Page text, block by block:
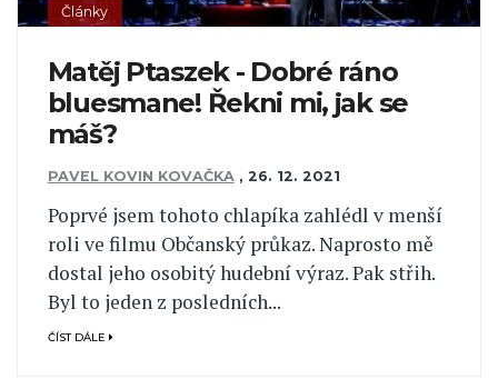
Články
Matěj Ptaszek - Dobré ráno
bluesmane! Řekni mi, jak se
máš?
PAVEL KOVIN KOVAČKA , 26. 12. 2021
Poprvé jsem tohoto chlapíka zahlédl v menší
roli ve filmu Občanský průkaz. Naprosto mě
dostal jeho osobitý hudební výraz. Pak střih.
Byl to jeden z posledních...
ČÍST DÁLE